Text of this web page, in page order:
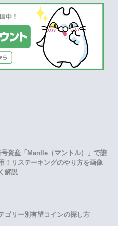
号資産「Mantle（マントル）」で誰
！リステーキングのやり方を画像
解説
ゴリー別有望コインの探し方